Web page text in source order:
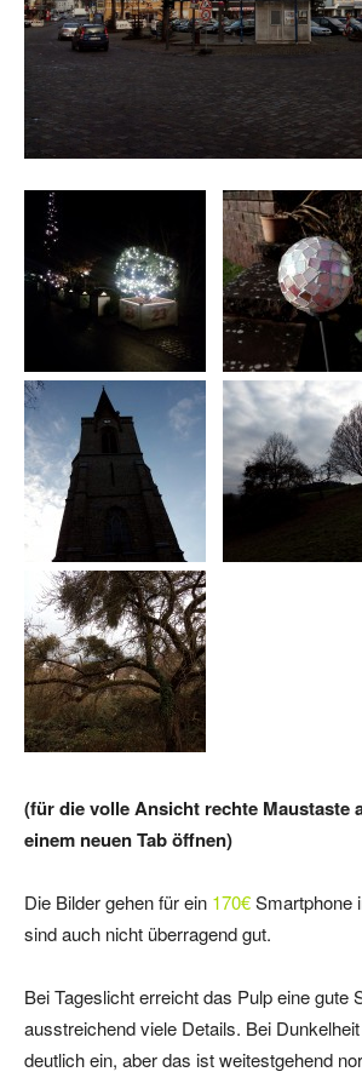
(für die volle Ansicht rechte Maustaste
einem neuen Tab öffnen)
Die Bilder gehen für ein 170€Smartphone
sind auch nicht überragend gut.
Bei Tageslicht erreicht das Pulp eine gute
ausstreichend viele Details. Bei
deutlich ein, aber das ist weitestgehend